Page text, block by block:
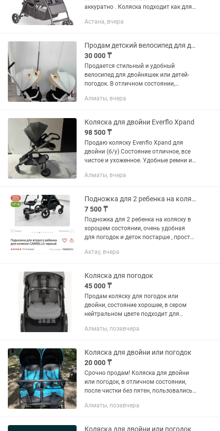
аккуратно . Коляска подходит как для
Астана, вчера
Продам детский велосипед для двойни/погодок
30 000 ₸
Продается стильный и удобный
велосипед для двойняшек или детей-
погодок. В отличном состоянии,
Преимущества: Подходит для двух
удобное...
Алматы, вчера
Коляска для двойни Everflo Xpand
98 500 ₸
Продаю коляску Evenflo Xpand для
двойни (б/у) Состояние отличное, все
чистое и ухоженное. Удобные ремни и
комфортно и надежно. 3 положения
Алматы, вчера
Подножка для 2 ребенка на коляску
7 500 ₸
Подножка для 2 ребенка на коляску в
хорошем состоянии, очень удобная
для погодок и деток постарше , простое
Актау, вчера
Коляска для погодок
45 000 ₸
Продам коляску для погодок или
двойни, состояние хорошее, в сером
нейтральном цвете подходит для
тем что вырос ребенок))) Цена 45 тыс.
Алматы, позавчера
Коляска для двойни или погодок
20 000 ₸
Срочно продам! Коляска для двойни
или погодок, в отличном состоянии,
после чистки без пятен, пользовались
Алматы, позавчера
Коляска для двойни или погодок